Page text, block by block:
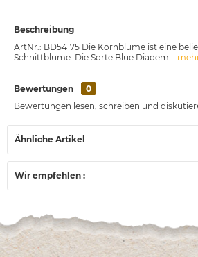
Beschreibung
ArtNr.: BD54175 Die Kornblume ist eine
Schnittblume. Die Sorte Blue Diadem...
Bewertungen
0
Bewertungen lesen, schreiben und
Ähnliche Artikel
Wir empfehlen :